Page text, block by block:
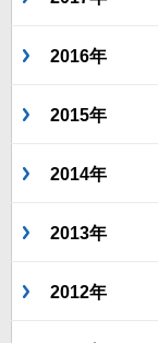
2016年
2015年
2014年
2013年
2012年